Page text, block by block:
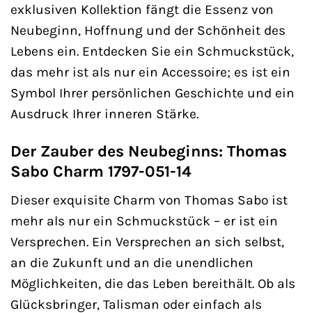
exklusiven Kollektion fängt die Essenz von
Neubeginn, Hoffnung und der Schönheit des
Lebens ein. Entdecken Sie ein Schmuckstück,
das mehr ist als nur ein Accessoire; es ist ein
Symbol Ihrer persönlichen Geschichte und ein
Ausdruck Ihrer inneren Stärke.
Der Zauber des Neubeginns: Thomas
Sabo Charm 1797-051-14
Dieser exquisite Charm von Thomas Sabo ist
mehr als nur ein Schmuckstück – er ist ein
Versprechen. Ein Versprechen an sich selbst,
an die Zukunft und an die unendlichen
Möglichkeiten, die das Leben bereithält. Ob als
Glücksbringer, Talisman oder einfach als